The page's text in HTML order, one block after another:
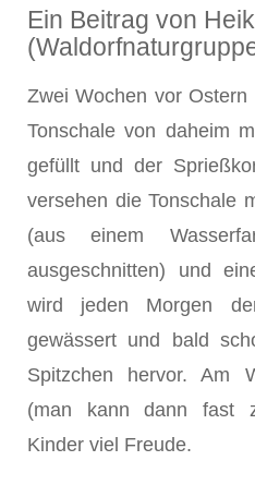
Ein Beitrag von
Zwei Wochen vor
Tonschale von daheim
gefüllt und der
versehen die Tonschale
(aus einem
ausgeschnitten) und
wird jeden Morgen
gewässert und bald
Spitzchen hervor. Am
(man kann dann fast
Kinder viel Freude.